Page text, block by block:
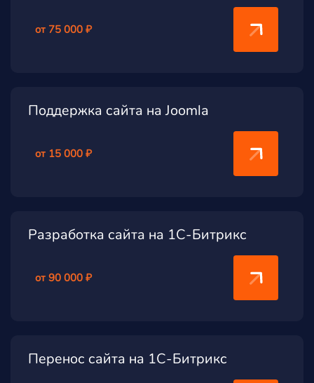
от 75 000 ₽
Поддержка сайта на Joomla
от 15 000 ₽
Разработка сайта на 1С-Битрикс
от 90 000 ₽
Перенос сайта на 1С-Битрикс